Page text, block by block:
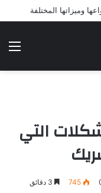
التي
745